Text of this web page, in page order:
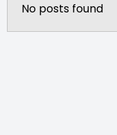
No posts found